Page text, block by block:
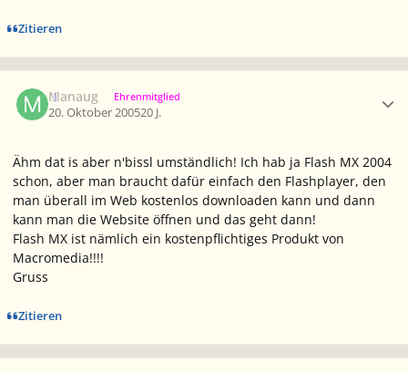
Zitieren
Manaug Ehrenmitglied
20. Oktober 200520 J.
Ähm dat is aber n'bissl umständlich! Ich hab ja Flash MX 2004
schon, aber man braucht dafür einfach den Flashplayer, den
man überall im Web kostenlos downloaden kann und dann
kann man die Website öffnen und das geht dann!
Flash MX ist nämlich ein kostenpflichtiges Produkt von
Macromedia!!!!
Gruss
Zitieren